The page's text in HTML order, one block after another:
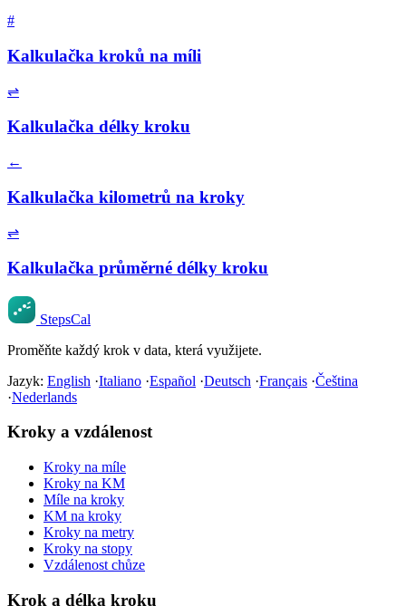
#
Kalkulačka kroků na míli
⇌
Kalkulačka délky kroku
←
Kalkulačka kilometrů na kroky
⇌
Kalkulačka průměrné délky kroku
StepsCal
Proměňte každý krok v data, která využijete.
Jazyk: English ·Italiano ·Español ·Deutsch ·Français ·Čeština
·Nederlands
Kroky a vzdálenost
Kroky na míle
Kroky na KM
Míle na kroky
KM na kroky
Kroky na metry
Kroky na stopy
Vzdálenost chůze
Krok a délka kroku